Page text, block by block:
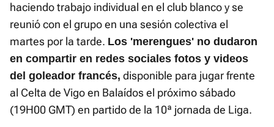
haciendo trabajo individual en el club blanco y se
reunió con el grupo en una sesión colectiva el
martes por la tarde. Los 'merengues' no dudaron
en compartir en redes sociales fotos y videos
del goleador francés, disponible para jugar frente
al Celta de Vigo en Balaídos el próximo sábado
(19H00 GMT) en partido de la 10ª jornada de Liga.